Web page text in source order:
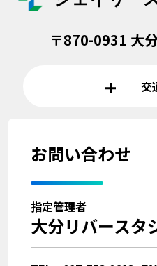
〒870-0931 大
交
お問い合わせ
指定管理者
大分リバースタ